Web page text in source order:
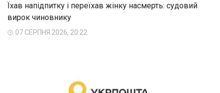
Їхав напідпитку і переїхав жінку насмерть: судовий
вирок чиновнику
07 СЕРПНЯ 2026, 20:22